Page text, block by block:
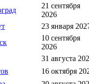
21 сентября
2026
23 января
10 сентября
2026
31 августа
16 октября